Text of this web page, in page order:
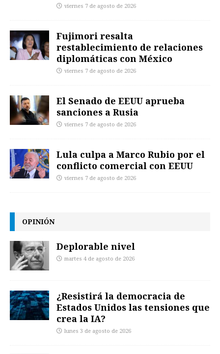
viernes 7 de agosto de 2026
Fujimori resalta
restablecimiento de relaciones
diplomáticas con México
viernes 7 de agosto de 2026
El Senado de EEUU aprueba
sanciones a Rusia
viernes 7 de agosto de 2026
Lula culpa a Marco Rubio por el
conflicto comercial con EEUU
viernes 7 de agosto de 2026
OPINIÓN
Deplorable nivel
martes 4 de agosto de 2026
¿Resistirá la democracia de
Estados Unidos las tensiones que
crea la IA?
lunes 3 de agosto de 2026